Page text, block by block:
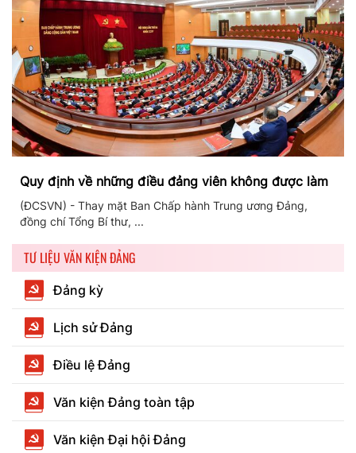
Quy định về những điều đảng viên không được làm
(ĐCSVN) - Thay mặt Ban Chấp hành Trung ương Đảng,
đồng chí Tổng Bí thư, ...
TƯ LIỆU VĂN KIỆN ĐẢNG
Đảng kỳ
Lịch sử Đảng
Điều lệ Đảng
Văn kiện Đảng toàn tập
Văn kiện Đại hội Đảng